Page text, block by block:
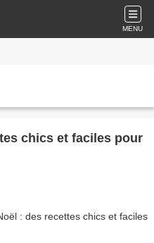
MENU
chics et faciles pour